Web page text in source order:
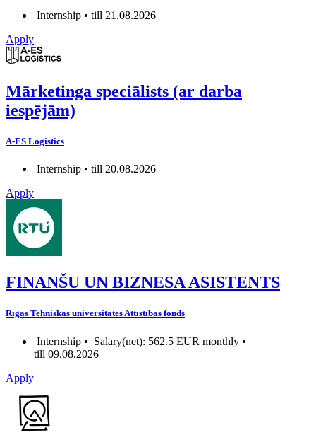
Internship • till 21.08.2026
Apply
Mārketinga speciālists (ar darba
iespējām)
A-ES Logistics
Internship • till 20.08.2026
Apply
FINANŠU UN BIZNESA ASISTENTS
Rīgas Tehniskās universitātes Attīstības fonds
Internship • Salary(net): 562.5 EUR monthly •
till 09.08.2026
Apply